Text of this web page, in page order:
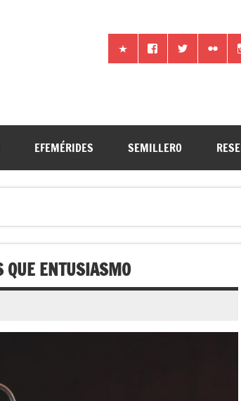
por otros medios
EFEMÉRIDES SEMILLERO
ENTUSIASMO